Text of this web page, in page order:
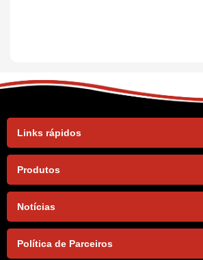
Links rápidos
Produtos
Notícias
Política de Parceiros